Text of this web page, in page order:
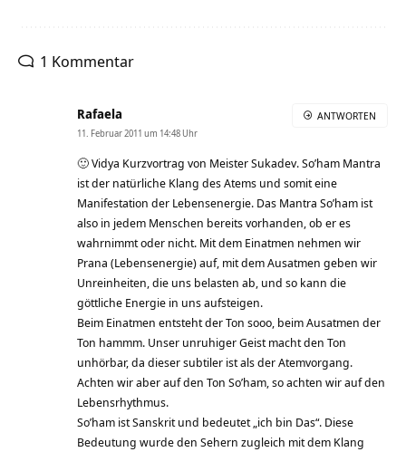
1 Kommentar
Rafaela
11. Februar 2011 um 14:48 Uhr
🙂 Vidya Kurzvortrag von Meister Sukadev. So’ham Mantra
ist der natürliche Klang des Atems und somit eine
Manifestation der Lebensenergie. Das Mantra So’ham ist
also in jedem Menschen bereits vorhanden, ob er es
wahrnimmt oder nicht. Mit dem Einatmen nehmen wir
Prana (Lebensenergie) auf, mit dem Ausatmen geben wir
Unreinheiten, die uns belasten ab, und so kann die
göttliche Energie in uns aufsteigen.
Beim Einatmen entsteht der Ton sooo, beim Ausatmen der
Ton hammm. Unser unruhiger Geist macht den Ton
unhörbar, da dieser subtiler ist als der Atemvorgang.
Achten wir aber auf den Ton So’ham, so achten wir auf den
Lebensrhythmus.
So’ham ist Sanskrit und bedeutet „ich bin Das“. Diese
Bedeutung wurde den Sehern zugleich mit dem Klang
ANTWORTEN